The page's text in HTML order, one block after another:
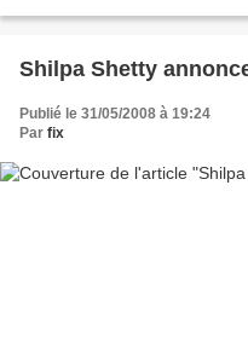
Shilpa Shetty
Publié le 31/05/2008 à 19:24
Par fix